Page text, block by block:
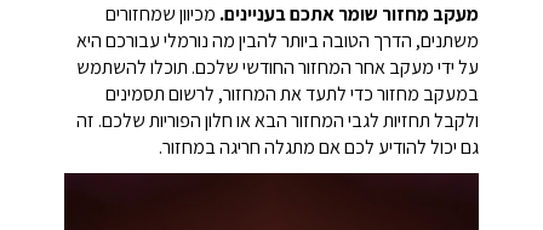
מעקב מחזור שומר אתכם בעניינים. מכיוון שמחזורים
משתנים, הדרך הטובה ביותר להבין מה נורמלי עבורכם היא
על ידי מעקב אחר המחזור החודשי שלכם. תוכלו להשתמש
במעקב מחזור כדי לתעד את המחזור, לרשום תסמינים
ולקבל תחזיות לגבי המחזור הבא או חלון הפוריות שלכם. זה
גם יכול להודיע לכם אם מתגלה חריגה במחזור.